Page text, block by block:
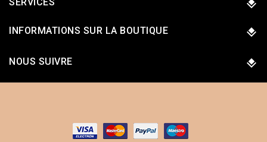
INFORMATIONS SUR LA BOUTIQUE
NOUS SUIVRE